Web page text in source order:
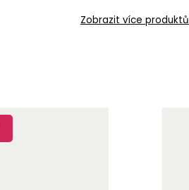
Zobrazit více produktů